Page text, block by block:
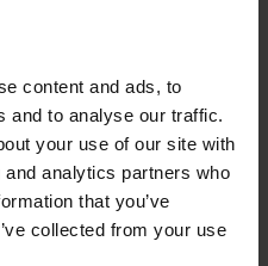
content and ads, to
and to analyse our traffic.
your use of our site with
analytics partners who
that you’ve
collected from your use
5-rittenkaart te
profijt te halen
De cliënt kan
sessies gelijkmatig te
periode of ze
van specifieke